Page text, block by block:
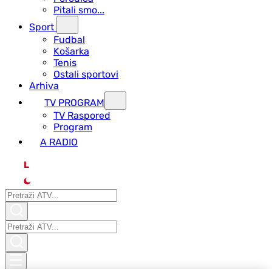
Pitali smo...
Sport
Fudbal
Košarka
Tenis
Ostali sportovi
Arhiva
TV PROGRAM
ТV Raspored
Program
A RADIO
L